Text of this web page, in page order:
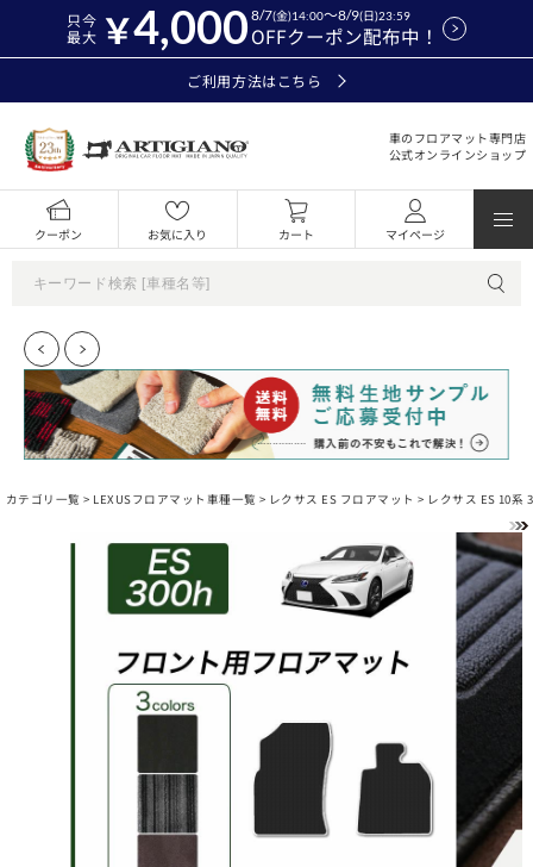
只今
最大
4,000OFFクーポン配布中！
8/7(金)14:00～8/9(日)23:59
ご利用方法はこちら
車のフロアマット専門店
公式オンラインショップ
クーポン お気に入り カート マイページ
カテゴリ一覧 > LEXUSフロアマット車種一覧 > レクサス ES フロアマット > レクサス ES 10系